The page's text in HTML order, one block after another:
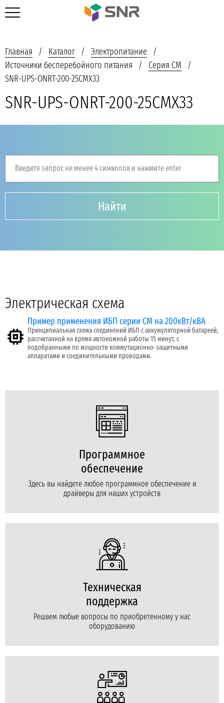
Главная Каталог
Электропитание
Источники бесперебойного питания
Серия CM
SNR-UPS-ONRT-200-25CMX33
SNR-UPS-ONRT-200-25CMX33
Введите запрос не менее 4 символов и нажмите enter
Найти
Электрическая схема
Пример применения ИБП серии СМ на 200кВт/кВА
Принципиальная схема соединений ИБП с аккумуляторной батареей,
рассчитанной на время автономной работы 15 минут, с
подобранными по мощности коммутационно-защитными
аппаратами и соединительными проводами.
Программное
обеспечение
Здесь вы найдете любое программное обеспечение и
драйверы для наших устройств
Техническая
поддержка
Решаем любые вопросы по приобретенному у нас
оборудованию